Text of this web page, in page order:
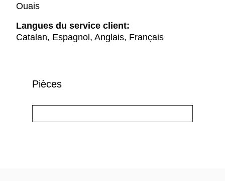
Ouais
Langues du service client:
Catalan, Espagnol, Anglais, Français
Pièces